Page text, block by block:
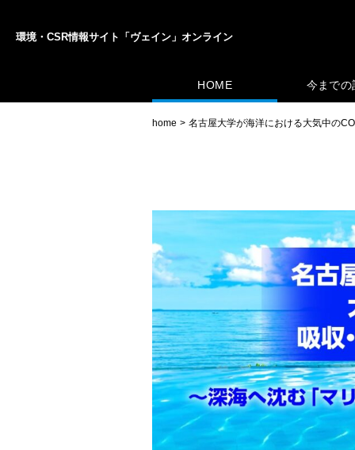
環境・CSR情報サイト「ヴェイン」オンライン
HOME 今までの
home 名古屋大学が海洋における大気中の